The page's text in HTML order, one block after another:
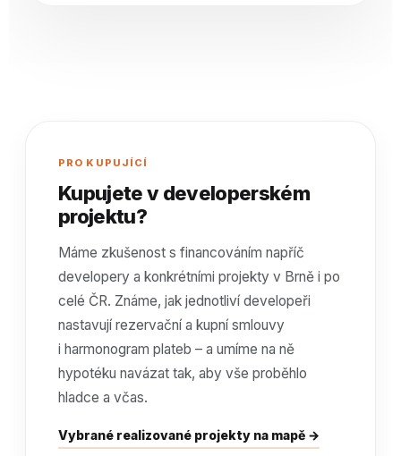
PRO KUPUJÍCÍ
Kupujete v developerském
projektu?
Máme zkušenost s financováním napříč
developery a konkrétními projekty v Brně i po
celé ČR. Známe, jak jednotliví developeři
nastavují rezervační a kupní smlouvy
i harmonogram plateb – a umíme na ně
hypotéku navázat tak, aby vše proběhlo
hladce a včas.
Vybrané realizované projekty na mapě →